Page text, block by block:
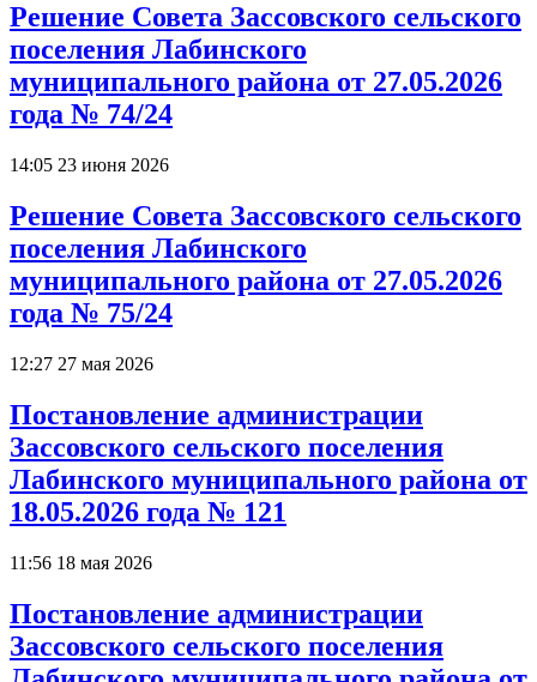
Решение Совета Зассовского сельского
поселения Лабинского
муниципального района от 27.05.2026
года № 74/24
14:05 23 июня 2026
Решение Совета Зассовского сельского
поселения Лабинского
муниципального района от 27.05.2026
года № 75/24
12:27 27 мая 2026
Постановление администрации
Зассовского сельского поселения
Лабинского муниципального района от
18.05.2026 года № 121
11:56 18 мая 2026
Постановление администрации
Зассовского сельского поселения